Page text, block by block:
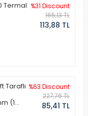
Termal %31 Discount
165,13 TL
113,88 TL
Taraflı
(1
%63 Discount
227,76 TL
85,41 TL